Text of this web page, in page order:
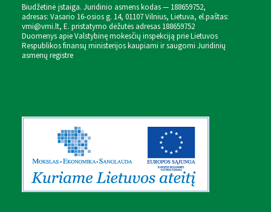
Biudžetinė įstaiga. Juridinio asmens kodas — 188659752,
adresas: Vasario 16-osios g. 14, 01107 Vilnius, Lietuva, el.paštas:
vmi@vmi.lt, E. pristatymo dėžutės adresas 188659752
Duomenys apie Valstybinę mokesčių inspekciją prie Lietuvos
Respublikos finansų ministerijos kaupiami ir saugomi Juridinių
asmenų registre